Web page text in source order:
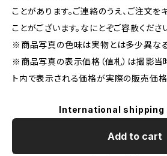
ことがあります。ご連絡のうえ、ご注文を
ことがございます。なにとぞご容赦くださ
※商品写真の色味は実物とは多少異なる
※商品写真の表示価格（値札）は撮影当
ト内で表示される価格が実際の販売価格
International shipping
Add to cart